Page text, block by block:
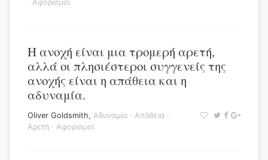
· Αφορισμοί
Η ανοχή είναι μια τρομερή αρετή,
αλλά οι πλησιέστεροι συγγενείς της
ανοχής είναι η απάθεια και η
αδυναμία.
Oliver Goldsmith, Αδυναμία · Απάθεια ·
Αρετή · Αφορισμοί